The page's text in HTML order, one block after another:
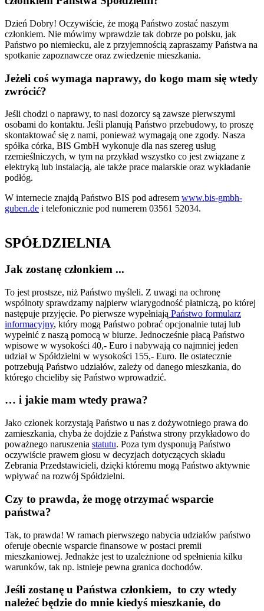
Dzień Dobry! Oczywiście, że mogą Państwo zostać naszym
członkiem. Nie mówimy wprawdzie tak dobrze po polsku, jak
Państwo po niemiecku, ale z przyjemnością zapraszamy Państwa na
spotkanie zapoznawcze oraz zwiedzenie mieszkania.
Jeżeli coś wymaga naprawy, do kogo mam się wtedy
zwrócić?
Jeśli chodzi o naprawy, to nasi dozorcy są zawsze pierwszymi
osobami do kontaktu. Jeśli planują Państwo przebudowy, to proszę
skontaktować się z nami, ponieważ wymagają one zgody. Nasza
spółka córka, BIS GmbH wykonuje dla nas szereg usług
rzemieślniczych, w tym na przykład wszystko co jest związane z
elektryką lub instalacją, ale także prace malarskie oraz wykładanie
podłóg.
W internecie znajdą Państwo BIS pod adresem www.bis-gmbh-
guben.de i telefonicznie pod numerem 03561 52034.
SPÓŁDZIELNIA
Jak zostanę członkiem ...
To jest prostsze, niż Państwo myśleli. Z uwagi na ochronę
wspólnoty sprawdzamy najpierw wiarygodność płatniczą, po której
następuje przyjęcie. Po pierwsze wypełniają Państwo formularz
informacyjny, który mogą Państwo pobrać opcjonalnie tutaj lub
wypełnić z naszą pomocą w biurze. Jednocześnie płacą Państwo
wpisowe w wysokości 40,- Euro i nabywają co najmniej jeden
udział w Spółdzielni w wysokości 155,- Euro. Ile ostatecznie
potrzebują Państwo udziałów, zależy od danego mieszkania, do
którego chcieliby się Państwo wprowadzić.
… i jakie mam wtedy prawa?
Jako członek korzystają Państwo u nas z dożywotniego prawa do
zamieszkania, chyba że dojdzie z Państwa strony przykładowo do
poważnego naruszenia statutu. Poza tym dysponują Państwo
oczywiście prawem głosu w decyzjach dotyczących składu
Zebrania Przedstawicieli, dzięki któremu mogą Państwo aktywnie
wpływać na rozwój Spółdzielni.
Czy to prawda, że mogę otrzymać wsparcie
państwa?
Tak, to prawda! W ramach pierwszego nabycia udziałów państwo
oferuje obecnie wsparcie finansowe w postaci premii
mieszkaniowej. Jednakże jest to uzależnione od spełnienia kilku
warunków, tak np. istnieje pewna granica dochodów.
Jeśli zostanę u Państwa członkiem, to czy wtedy
należeć będzie do mnie kiedyś mieszkanie, do